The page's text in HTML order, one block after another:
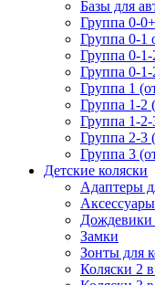
Базы для
Группа 0-
Группа 0-1
Группа 0-1-
Группа 0-1-
Группа 1
Группа 1-2
Группа 1-2-
Группа 2-3
Группа 3
Детские коляски
Адаптеры
Дождевики
Замки
Зонты для
Коляски 2 в